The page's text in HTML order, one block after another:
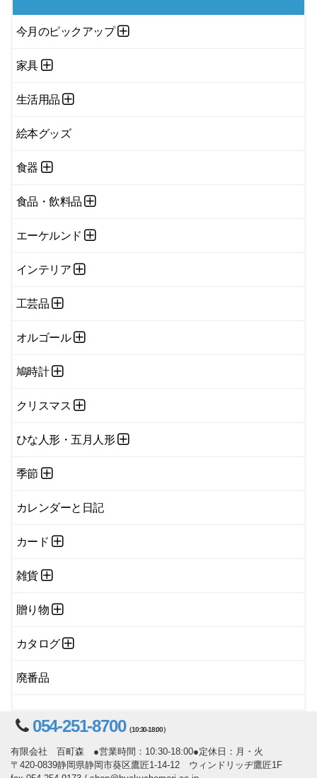
今月のピックアップ
家具
生活用品
絵本グッズ
食器
食品・飲料品
エーケルンド
インテリア
工芸品
オルゴール
鳩時計
クリスマス
ひな人形・五月人形
季節
カレンダーと日記
カード
雑貨
贈り物
カタログ
廃番品
054-251-8700（10:30-18:00）
有限会社 百町森 ●営業時間：10:30-18:00●定休日：月・火
〒420-0839静岡県静岡市葵区鷹匠1-14-12 ウィンドリッヂ鷹匠1F